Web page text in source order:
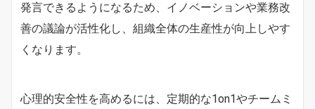
発言できるようになるため、イノベーションや業務改
善の議論が活性化し、組織全体の生産性が向上しやす
くなります。
心理的安全性を高めるには、定期的な1on1やチームミ